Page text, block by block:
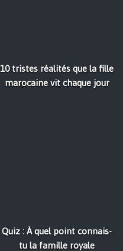
10 tristes réalités que la fille
marocaine vit chaque jour
Quiz : À quel point connais-
tu la famille royale